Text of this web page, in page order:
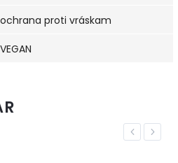
ochrana proti vráskam
VEGAN
Previous
Next